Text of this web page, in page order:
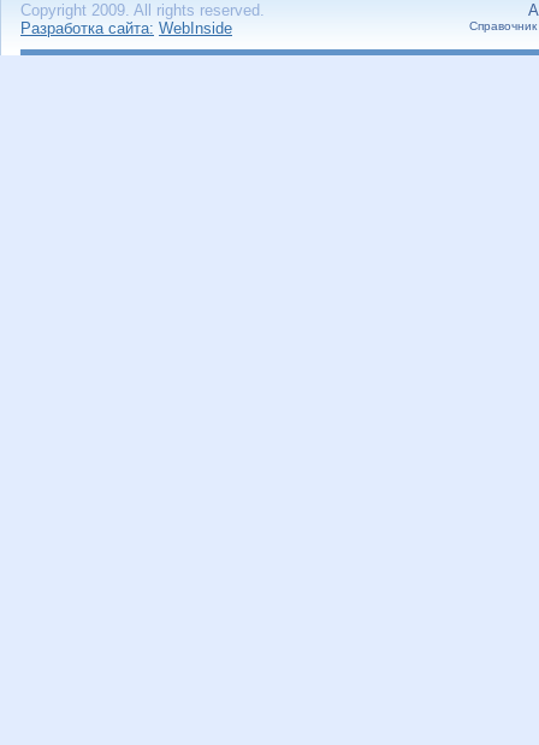
Copyright 2009. All rights reserved.
Разработка сайта: WebInside